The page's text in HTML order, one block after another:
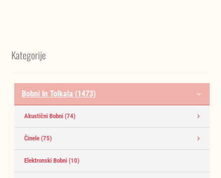
Kategorije
Bobni In Tolkala (1473)
Akustični Bobni (74)
Činele (75)
Elektronski Bobni (10)